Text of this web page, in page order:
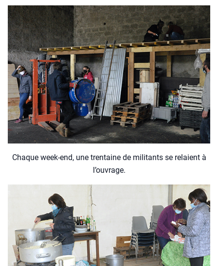
Chaque week-end, une tren­taine de mili­tants se relaient à
l’ou­vrage.